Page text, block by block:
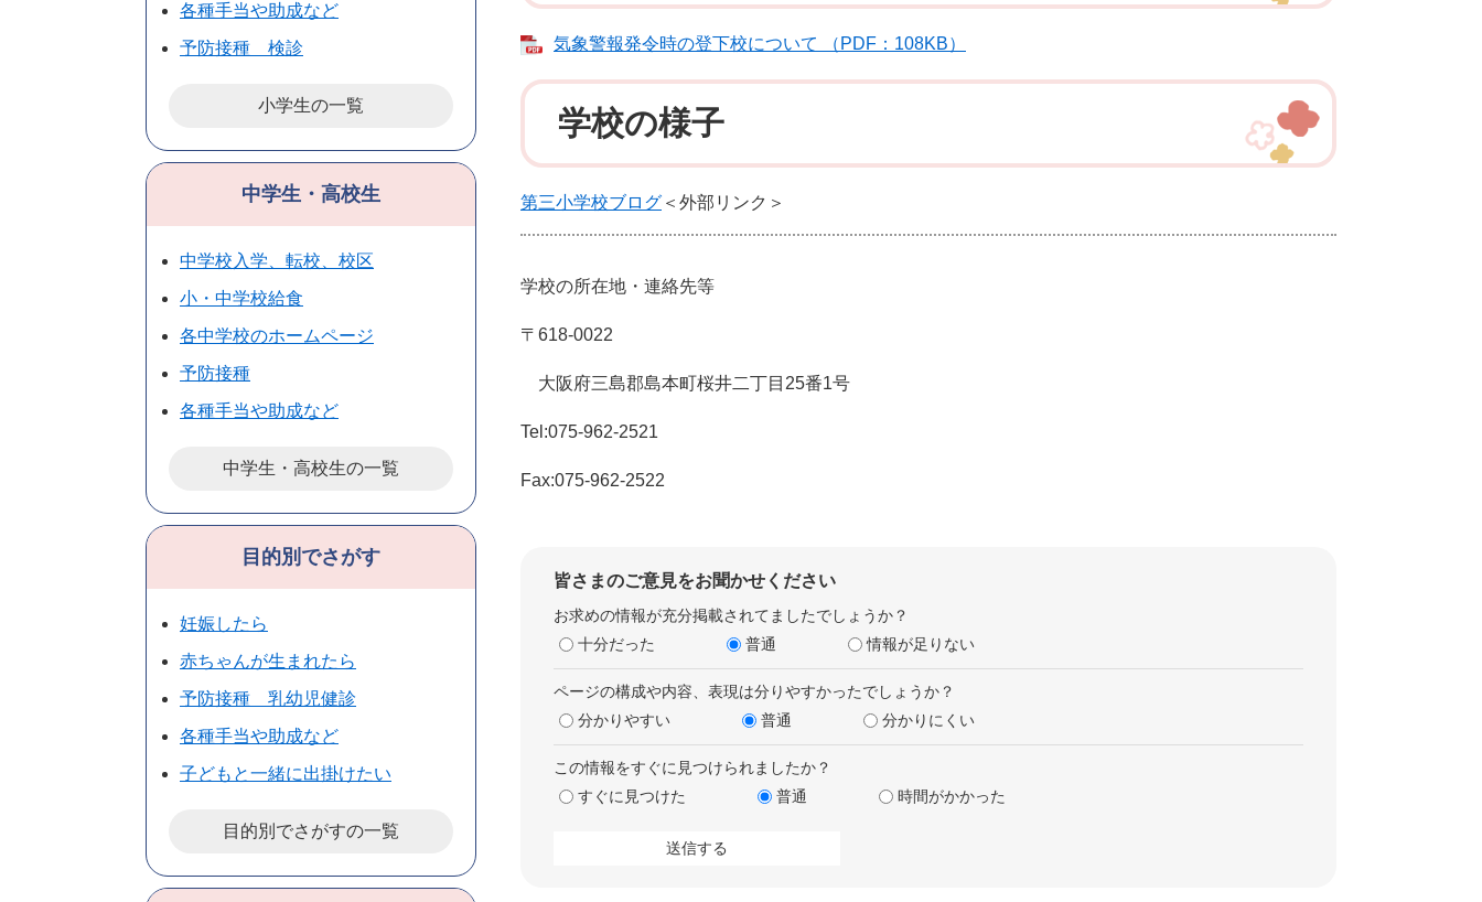
気象警報発令時の登下校について （PDF：108KB）
学校の様子
第三小学校ブログ ＜外部リンク＞
学校の所在地・連絡先等
〒618-0022
大阪府三島郡島本町桜井二丁目25番1号
Tel:075-962-2521
Fax:075-962-2522
皆さまのご意見をお聞かせください
お求めの情報が充分掲載されてましたでしょうか？
十分だった
普通 情報が足りない
ページの構成や内容、表現は分りやすかったでしょうか？
分かりやすい
普通 分かりにくい
この情報をすぐに見つけられましたか？
すぐに見つけた
普通 時間がかかった
各種手当や助成など
予防接種 検診
小学生の一覧
中学生・高校生
中学校入学、転校、校区
小・中学校給食
各中学校のホームページ
予防接種
各種手当や助成など
中学生・高校生の一覧
目的別でさがす
妊娠したら
赤ちゃんが生まれたら
予防接種 乳幼児健診
各種手当や助成など
子どもと一緒に出掛けたい
目的別でさがすの一覧